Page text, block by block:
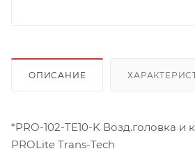
ОПИСАНИЕ
*PRO-102-TE10-K Возд.головка и
PROLite Trans-Tech